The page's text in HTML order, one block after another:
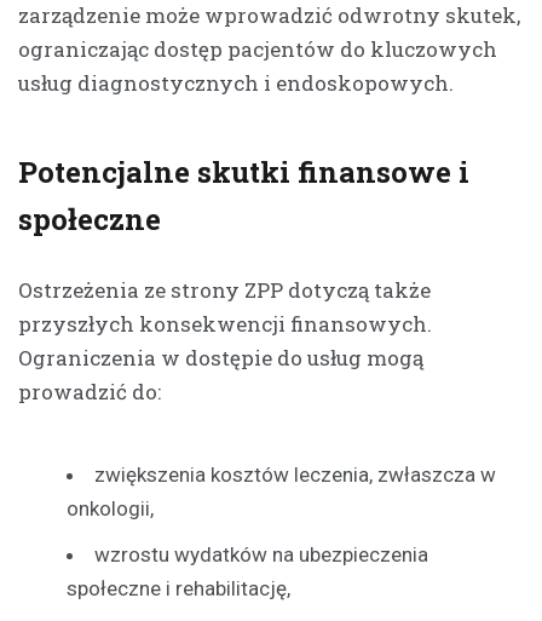
zarządzenie może wprowadzić odwrotny skutek,
ograniczając dostęp pacjentów do kluczowych
usług diagnostycznych i endoskopowych.
Potencjalne skutki finansowe i
społeczne
Ostrzeżenia ze strony ZPP dotyczą także
przyszłych konsekwencji finansowych.
Ograniczenia w dostępie do usług mogą
prowadzić do:
zwiększenia kosztów leczenia, zwłaszcza w
onkologii,
wzrostu wydatków na ubezpieczenia
społeczne i rehabilitację,